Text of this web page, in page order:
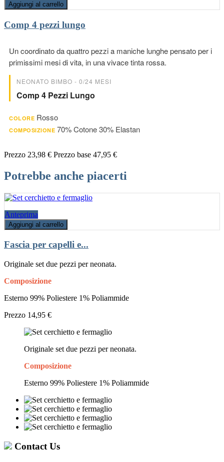
Aggiungi al carrello
Comp 4 pezzi lungo
Un coordinato da quattro pezzi a maniche lunghe pensato per i
primissimi mesi di vita, in una vivace tinta rossa.
NEONATO BIMBO - 0/24 MESI
Comp 4 Pezzi Lungo
COLORE Rosso
COMPOSIZIONE 70% Cotone 30% Elastan
Prezzo 23,98 € Prezzo base 47,95 €
Potrebbe anche piacerti
Anteprima
Aggiungi al carrello
Fascia per capelli e...
Originale set due pezzi per neonata.
Composizione
Esterno 99% Poliestere 1% Poliammide
Prezzo 14,95 €
Originale set due pezzi per neonata.
Composizione
Esterno 99% Poliestere 1% Poliammide
Contact Us